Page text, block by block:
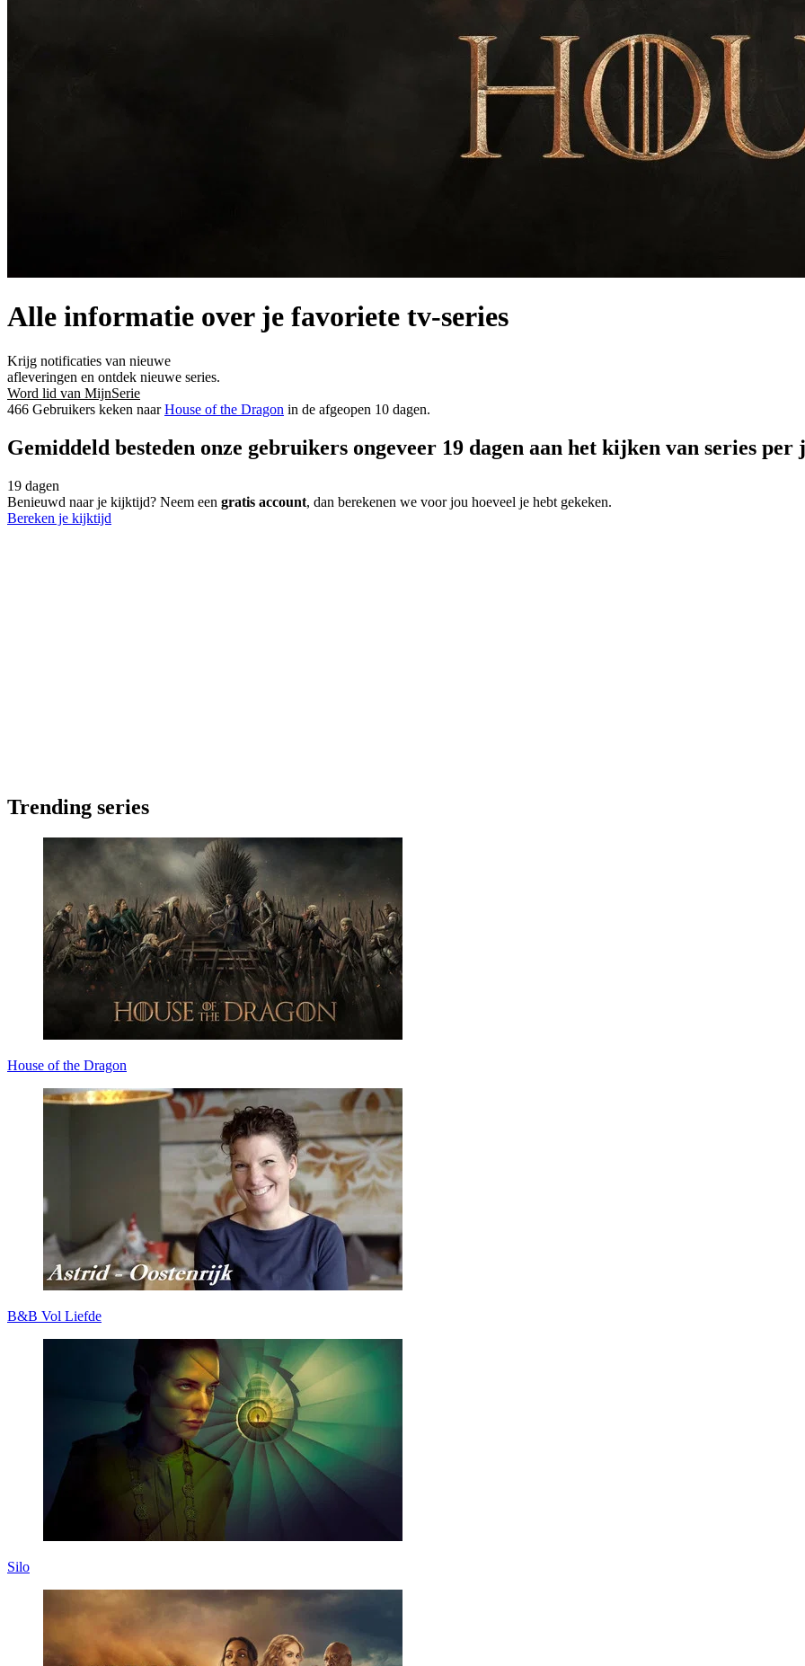
Alle informatie over je favoriete tv-series
Krijg notificaties van nieuwe
afleveringen en ontdek nieuwe series.
Word lid van MijnSerie
466 Gebruikers keken naarHouse of the Dragon in de afgeopen 10 dagen.
Gemiddeld besteden onze gebruikers ongeveer 19 dagen aan het kijken van series per
19 dagen
Benieuwd naar je kijktijd? Neem een gratis account, dan berekenen we voor jou hoeveel je hebt gekeken.
Bereken je kijktijd
Trending series
House of the Dragon
B&B Vol Liefde
Silo